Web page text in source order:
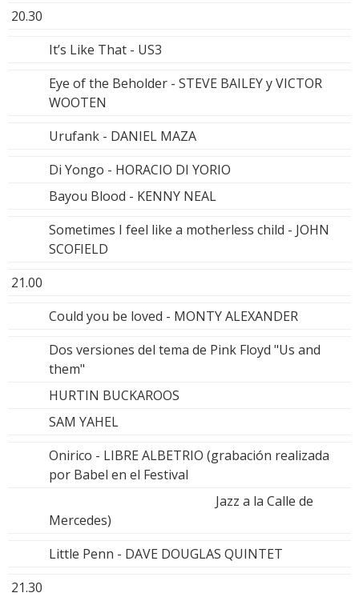
20.30
It’s Like That - US3
Eye of the Beholder - STEVE BAILEY y VICTOR
WOOTEN
Urufank - DANIEL MAZA
Di Yongo - HORACIO DI YORIO
Bayou Blood - KENNY NEAL
Sometimes I feel like a motherless child - JOHN
SCOFIELD
21.00
Could you be loved - MONTY ALEXANDER
Dos versiones del tema de Pink Floyd "Us and
them"
HURTIN BUCKAROOS
SAM YAHEL
Onirico - LIBRE ALBETRIO (grabación realizada
por Babel en el Festival
Jazz a la Calle de
Mercedes)
Little Penn - DAVE DOUGLAS QUINTET
21.30